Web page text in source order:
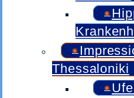
Thessaloniki